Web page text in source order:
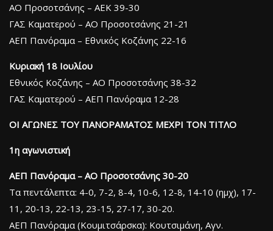
ΑΟ Προσοτσάνης – ΑΕΚ 39-30
ΓΑΣ Καματερού – ΑΟ Προσοτσάνης 21-21
ΑΕΠ Πανόραμα – Εθνικός Κοζάνης 22-16
Κυριακή 18 Ιουλίου
Εθνικός Κοζάνης – ΑΟ Προσοτσάνης 38-32
ΓΑΣ Καματερού – ΑΕΠ Πανόραμα 12-28
ΟΙ ΑΓΩΝΕΣ ΤΟΥ ΠΑΝΟΡΑΜΑΤΟΣ MEXΡΙ ΤΟΝ ΤΙΤΛΟ
1η αγωνιστική
ΑΕΠ Πανόραμα – ΑΟ Προσοτσάνης 30-20
Τα πεντάλεπτα: 4-0, 7-2, 8-4, 10-6, 12-8, 14-10 (ημχ), 17-
11, 20-13, 22-13, 23-15, 27-17, 30-20.
ΑΕΠ Πανόραμα (Κουμιτσάρσκα): Κουτσιμάνη, Αγν.